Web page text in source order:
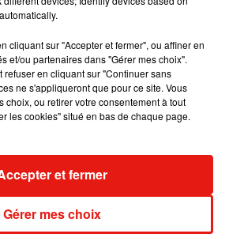
août 2026
Tayc et Didi B dévoilent le single le plus
Angèle et Amélie Lens dévoilent leur
Blanco invite Selena Gomez et
cliquant sur "Accepter et fermer", ou affiner en
et/ou partenaires dans "Gérer mes choix".
refuser en cliquant sur "Continuer sans
ne s'appliqueront que pour ce site. Vous
choix, ou retirer votre consentement à tout
les cookies" situé en bas de chaque page.
Gérer mes choix
et fermer